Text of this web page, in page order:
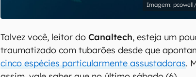
Talvez você, leitor doCanaltech, esteja um
traumatizado com tubarões desde que
cinco espécies particularmente assustadoras.